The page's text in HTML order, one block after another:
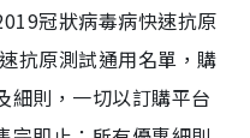
冠狀病毒病快速抗原
抗原測試通用名單，購
細則，一切以訂購平台